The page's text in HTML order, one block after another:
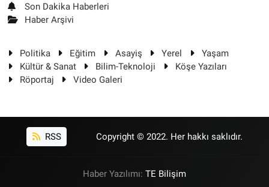
Son Dakika Haberleri
Haber Arşivi
Politika Eğitim Asayiş Yerel
Yaşam
Kültür & Sanat
Bilim-Teknoloji
Köşe Yazıları
Röportaj
Video Galeri
RSS Copyright © 2022. Her hakkı saklıdır.
Haber Yazılımı: TE Bilişim